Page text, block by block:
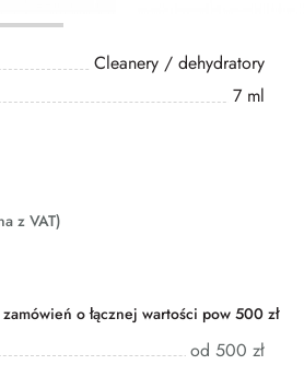
Cleanery / dehydratory
7 ml
z VAT)
o łącznej wartości pow 500 zł
od 500 zł